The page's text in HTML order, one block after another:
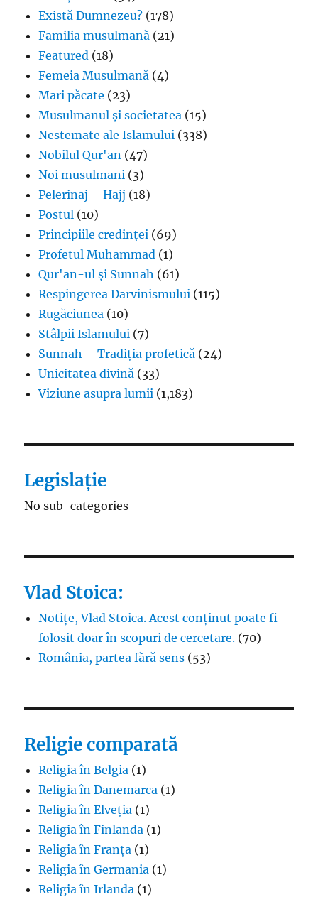
Există Dumnezeu? (178)
Familia musulmană (21)
Featured (18)
Femeia Musulmană (4)
Mari păcate (23)
Musulmanul și societatea (15)
Nestemate ale Islamului (338)
Nobilul Qur'an (47)
Noi musulmani (3)
Pelerinaj – Hajj (18)
Postul (10)
Principiile credinței (69)
Profetul Muhammad (1)
Qur'an-ul și Sunnah (61)
Respingerea Darvinismului (115)
Rugăciunea (10)
Stâlpii Islamului (7)
Sunnah – Tradiția profetică (24)
Unicitatea divină (33)
Viziune asupra lumii (1,183)
Legislație
No sub-categories
Vlad Stoica:
Notițe, Vlad Stoica. Acest conținut poate fi
folosit doar în scopuri de cercetare. (70)
România, partea fără sens (53)
Religie comparată
Religia în Belgia (1)
Religia în Danemarca (1)
Religia în Elveția (1)
Religia în Finlanda (1)
Religia în Franța (1)
Religia în Germania (1)
Religia în Irlanda (1)